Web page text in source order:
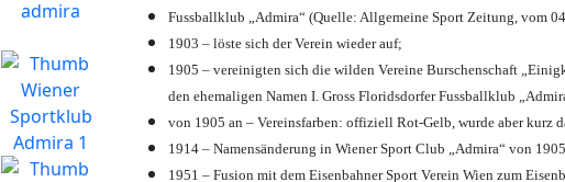
Fussballklub „Admira“ (Quelle: Allgemeine Sport Zeitung, vom
1903 – löste sich der Verein wieder auf;
1905 – vereinigten sich die wilden Vereine Burschenschaft
den ehemaligen Namen I. Gross Floridsdorfer Fussballklub
von 1905 an – Vereinsfarben: offiziell Rot-Gelb, wurde aber kurz
1914 – Namensänderung in Wiener Sport Club „Admira“ von
1951 – Fusion mit dem Eisenbahner Sport Verein Wien zum